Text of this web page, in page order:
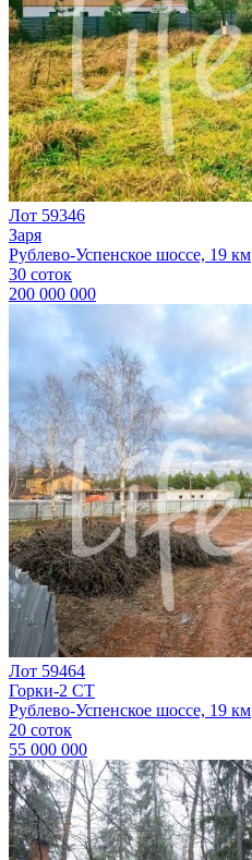
Лот 59346
Заря
Рублево-Успенское шоссе, 19 км
30 соток
200 000 000
Лот 59464
Горки-2 СТ
Рублево-Успенское шоссе, 19 км
20 соток
55 000 000